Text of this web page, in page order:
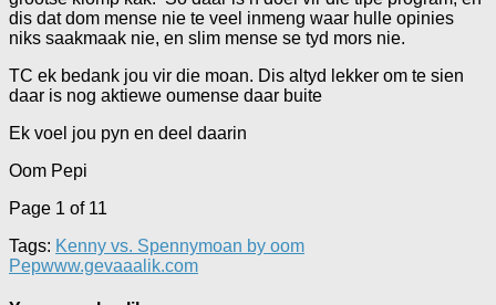
dis dat dom mense nie te veel inmeng waar hulle opinies
niks saakmaak nie, en slim mense se tyd mors nie.
TC ek bedank jou vir die moan. Dis altyd lekker om te sien
daar is nog aktiewe oumense daar buite
Ek voel jou pyn en deel daarin
Oom Pepi
Page 1 of 11
Tags: Kenny vs. Spennymoan by oom
Pepwww.gevaaalik.com